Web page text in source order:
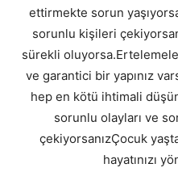
ettirmekte sorun
sorunlu kişileri
sürekli
ve garantici bir yapınız
hep en kötü ihtimali
sorunlu olayları ve
çekiyorsanızÇocuk
hayatınızı